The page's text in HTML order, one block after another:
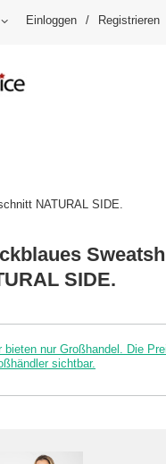
Einloggen / Registrieren
NATURAL SIDE.
SIDE.
bieten nur Großhandel. Die
sichtbar.